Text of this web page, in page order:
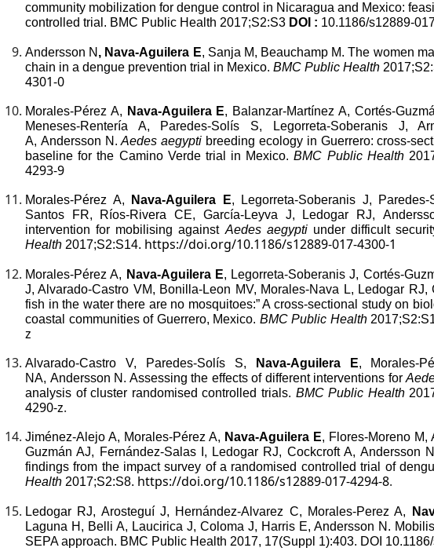
community mobilization for dengue control in Nicaragua and Mexico:
controlled trial. BMC Public Health 2017;S2:S3 DOI : 10.1186/s12889-
Andersson N , Nava-Aguilera E, Sanja M, Beauchamp M. The women
chain in a dengue prevention trial in Mexico. BMC Public Health
4301-0
Morales-Pérez A, Nava-Aguilera E, Balanzar-Martínez A, Cortés-
Meneses-Rentería A, Paredes-Solís S, Legorreta-Soberanis J,
A, Andersson N.Aedes aegypti breeding ecology in Guerrero: cross-
baseline for the Camino Verde trial in Mexico.BMC Public Health
4293-9
Morales-Pérez A, Nava-Aguilera E, Legorreta-Soberanis J,
Santos FR, Ríos-Rivera CE, García-Leyva J, Ledogar RJ,
intervention for mobilising against Aedes aegyptiunder difficult
Health 2017;S2:S14. https://doi.org/10.1186/s12889-017-4300-1
Morales-Pérez A, Nava-Aguilera E, Legorreta-Soberanis J, Cortés-
J, Alvarado-Castro VM, Bonilla-Leon MV, Morales-Nava L, Ledogar
fish in the water there are no mosquitoes:” A cross-sectional study on
coastal communities of Guerrero, Mexico. BMC Public Health
z
Alvarado-Castro V, Paredes-Solís S, Nava-Aguilera E, Morales-
NA, Andersson N. Assessing the effects of different interventions for
analysis of cluster randomised controlled trials. BMC Public Health
4290-z.
Jiménez-Alejo A, Morales-Pérez A, Nava-Aguilera E, Flores-Moreno M,
Guzmán AJ, Fernández-Salas I, Ledogar RJ, Cockcroft A, Andersson
findings from the impact survey of a randomised controlled trial of
Health 2017;S2:S8. https://doi.org/10.1186/s12889-017-4294-8.
Ledogar RJ, Arosteguí J, Hernández-Alvarez C, Morales-Perez A,
Laguna H, Belli A, Laucirica J, Coloma J, Harris E, Andersson N.
SEPA approach. BMC Public Health 2017, 17(Suppl 1):403. DOI